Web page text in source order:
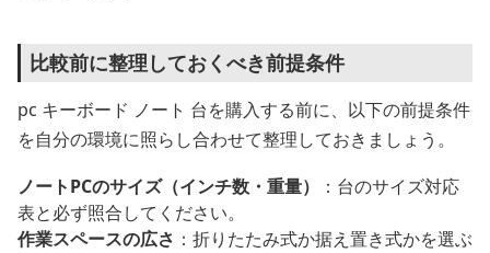
比較前に整理しておくべき前提条件
pc キーボード ノート 台を購入する前に、以下の前提条件
を自分の環境に照らし合わせて整理しておきましょう。
ノートPCのサイズ（インチ数・重量）
：台のサイズ対応
表と必ず照合してください。
作業スペースの広さ ：折りたたみ式か据え置き式かを選ぶ